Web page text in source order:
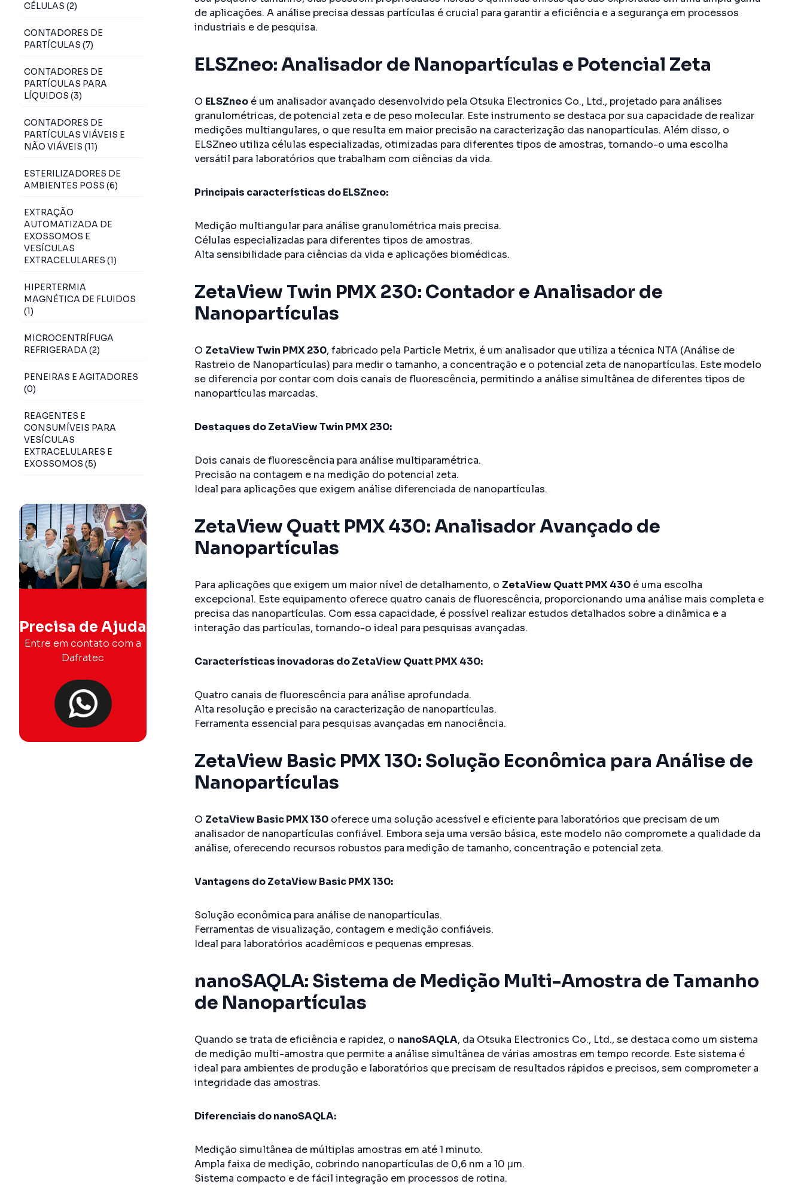
de aplicações. A análise precisa dessas partículas é crucial para garantir a eficiência e a segurança em processos
industriais e de pesquisa.
ELSZneo: Analisador de Nanopartículas e Potencial Zeta
O ELSZneo é um analisador avançado desenvolvido pela Otsuka Electronics Co., Ltd., projetado para análises
granulométricas, de potencial zeta e de peso molecular. Este instrumento se destaca por sua capacidade de realizar
medições multiangulares, o que resulta em maior precisão na caracterização das nanopartículas. Além disso, o
ELSZneo utiliza células especializadas, otimizadas para diferentes tipos de amostras, tornando-o uma escolha
versátil para laboratórios que trabalham com ciências da vida.
Principais características do ELSZneo:
Medição multiangular para análise granulométrica mais precisa.
Células especializadas para diferentes tipos de amostras.
Alta sensibilidade para ciências da vida e aplicações biomédicas.
ZetaView Twin PMX 230: Contador e Analisador de
Nanopartículas
O ZetaView Twin PMX 230, fabricado pela Particle Metrix, é um analisador que utiliza a técnica NTA (Análise de
Rastreio de Nanopartículas) para medir o tamanho, a concentração e o potencial zeta de nanopartículas. Este modelo
se diferencia por contar com dois canais de fluorescência, permitindo a análise simultânea de diferentes tipos de
nanopartículas marcadas.
Destaques do ZetaView Twin PMX 230:
Dois canais de fluorescência para análise multiparamétrica.
Precisão na contagem e na medição do potencial zeta.
Ideal para aplicações que exigem análise diferenciada de nanopartículas.
ZetaView Quatt PMX 430: Analisador Avançado de
Nanopartículas
Para aplicações que exigem um maior nível de detalhamento, o ZetaView Quatt PMX 430 é uma escolha
excepcional. Este equipamento oferece quatro canais de fluorescência, proporcionando uma análise mais completa e
precisa das nanopartículas. Com essa capacidade, é possível realizar estudos detalhados sobre a dinâmica e a
interação das partículas, tornando-o ideal para pesquisas avançadas.
Características inovadoras do ZetaView Quatt PMX 430:
Quatro canais de fluorescência para análise aprofundada.
Alta resolução e precisão na caracterização de nanopartículas.
Ferramenta essencial para pesquisas avançadas em nanociência.
ZetaView Basic PMX 130: Solução Econômica para Análise de
Nanopartículas
O ZetaView Basic PMX 130 oferece uma solução acessível e eficiente para laboratórios que precisam de um
analisador de nanopartículas confiável. Embora seja uma versão básica, este modelo não compromete a qualidade da
análise, oferecendo recursos robustos para medição de tamanho, concentração e potencial zeta.
Vantagens do ZetaView Basic PMX 130:
Solução econômica para análise de nanopartículas.
Ferramentas de visualização, contagem e medição confiáveis.
Ideal para laboratórios acadêmicos e pequenas empresas.
nanoSAQLA: Sistema de Medição Multi-Amostra de Tamanho
de Nanopartículas
Quando se trata de eficiência e rapidez, o nanoSAQLA, da Otsuka Electronics Co., Ltd., se destaca como um sistema
de medição multi-amostra que permite a análise simultânea de várias amostras em tempo recorde. Este sistema é
ideal para ambientes de produção e laboratórios que precisam de resultados rápidos e precisos, sem comprometer a
integridade das amostras.
Diferenciais do nanoSAQLA:
Medição simultânea de múltiplas amostras em até 1 minuto.
Ampla faixa de medição, cobrindo nanopartículas de 0,6 nm a 10 μm.
Sistema compacto e de fácil integração em processos de rotina.
CÉLULAS (2)
CONTADORES DE
PARTÍCULAS (7)
CONTADORES DE
PARTÍCULAS PARA
LÍQUIDOS (3)
CONTADORES DE
PARTÍCULAS VIÁVEIS E
NÃO VIÁVEIS (11)
ESTERILIZADORES DE
AMBIENTES POSS (6)
EXTRAÇÃO
AUTOMATIZADA DE
EXOSSOMOS E
VESÍCULAS
EXTRACELULARES (1)
HIPERTERMIA
MAGNÉTICA DE FLUIDOS
(1)
MICROCENTRÍFUGA
REFRIGERADA (2)
PENEIRAS E AGITADORES
(0)
REAGENTES E
CONSUMÍVEIS PARA
VESÍCULAS
EXTRACELULARES E
EXOSSOMOS (5)
Precisa de Ajuda
Entre em contato com a
Dafratec